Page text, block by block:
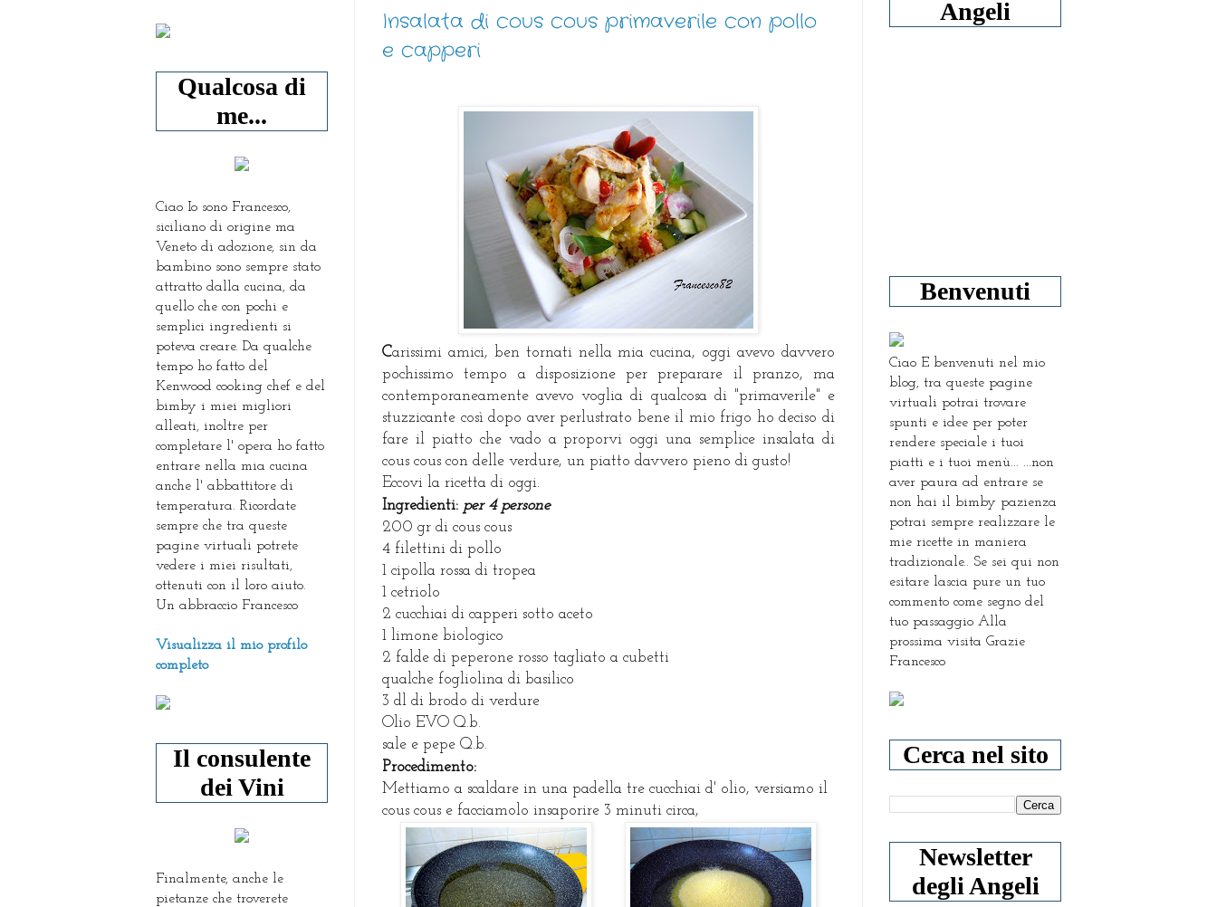
Insalata di cous cous primaverile con pollo
e capperi
Carissimi amici, ben tornati nella mia cucina, oggi avevo davvero
pochissimo tempo a disposizione per preparare il pranzo, ma
contemporaneamente avevo voglia di qualcosa di "primaverile" e
stuzzicante così dopo aver perlustrato bene il mio frigo ho deciso di
fare il piatto che vado a proporvi oggi una semplice insalata di
cous cous con delle verdure, un piatto davvero pieno di gusto!
Eccovi la ricetta di oggi.
Ingredienti: per 4 persone
200 gr di cous cous
4 filettini di pollo
1 cipolla rossa di tropea
1 cetriolo
2 cucchiai di capperi sotto aceto
1 limone biologico
2 falde di peperone rosso tagliato a cubetti
qualche fogliolina di basilico
3 dl di brodo di verdure
Olio EVO Q.b.
sale e pepe Q.b.
Procedimento:
Mettiamo a scaldare in una padella tre cucchiai d' olio, versiamo il
cous cous e facciamolo insaporire 3 minuti circa,
Qualcosa di
me...
Ciao Io sono Francesco,
siciliano di origine ma
Veneto di adozione, sin da
bambino sono sempre stato
attratto dalla cucina, da
quello che con pochi e
semplici ingredienti si
poteva creare. Da qualche
tempo ho fatto del
Kenwood cooking chef e del
bimby i miei migliori
alleati, inoltre per
completare l' opera ho fatto
entrare nella mia cucina
anche l' abbattitore di
temperatura. Ricordate
sempre che tra queste
pagine virtuali potrete
vedere i miei risultati,
ottenuti con il loro aiuto.
Un abbraccio Francesco
Visualizza il mio profilo
completo
Il consulente
dei Vini
Finalmente, anche le
pietanze che troverete
Angeli
Benvenuti
Ciao E benvenuti nel mio
blog, tra queste pagine
virtuali potrai trovare
spunti e idee per poter
rendere speciale i tuoi
piatti e i tuoi menù... ...non
aver paura ad entrare se
non hai il bimby pazienza
potrai sempre realizzare le
mie ricette in maniera
tradizionale.. Se sei qui non
esitare lascia pure un tuo
commento come segno del
tuo passaggio Alla
prossima visita Grazie
Francesco
Cerca nel sito
Newsletter
degli Angeli